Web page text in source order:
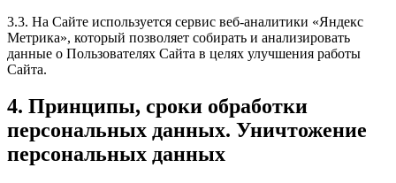
3.3. На Сайте используется сервис веб-аналитики «Яндекс
Метрика», который позволяет собирать и анализировать
данные о Пользователях Сайта в целях улучшения работы
Сайта.
4. Принципы, сроки обработки
персональных данных. Уничтожение
персональных данных